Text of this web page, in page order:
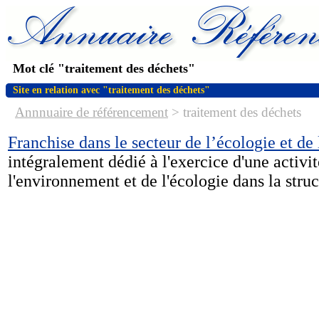
Mot clé "traitement des déchets"
Site en relation avec "traitement des déchets"
Annnuaire de référencement > traitement des déchets
Franchise dans le secteur de l’écologie et
intégralement dédié à l'exercice d'une
l'environnement et de l'écologie dans la